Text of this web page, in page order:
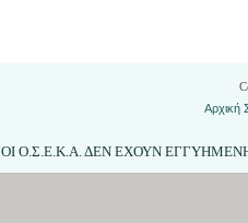
Αρχική
ΟΙ Ο.Σ.Ε.Κ.Α. ΔΕΝ ΕΧΟΥΝ